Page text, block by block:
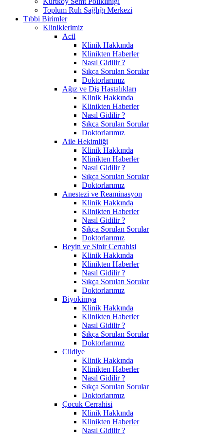
Toplum Ruh Sağlığı Merkezi
Tıbbi Birimler
Kliniklerimiz
Acil
Klinik Hakkında
Klinikten Haberler
Nasıl Gidilir ?
Sıkça Sorulan Sorular
Doktorlarımız
Ağız ve Diş Hastalıkları
Klinik Hakkında
Klinikten Haberler
Nasıl Gidilir ?
Sıkça Sorulan Sorular
Doktorlarımız
Aile Hekimliği
Klinik Hakkında
Klinikten Haberler
Nasıl Gidilir ?
Sıkça Sorulan Sorular
Doktorlarımız
Anestezi ve Reaminasyon
Klinik Hakkında
Klinikten Haberler
Nasıl Gidilir ?
Sıkça Sorulan Sorular
Doktorlarımız
Beyin ve Sinir Cerrahisi
Klinik Hakkında
Klinikten Haberler
Nasıl Gidilir ?
Sıkça Sorulan Sorular
Doktorlarımız
Biyokimya
Klinik Hakkında
Klinikten Haberler
Nasıl Gidilir ?
Sıkça Sorulan Sorular
Doktorlarımız
Cildiye
Klinik Hakkında
Klinikten Haberler
Nasıl Gidilir ?
Sıkça Sorulan Sorular
Doktorlarımız
Çocuk Cerrahisi
Klinik Hakkında
Klinikten Haberler
Nasıl Gidilir ?